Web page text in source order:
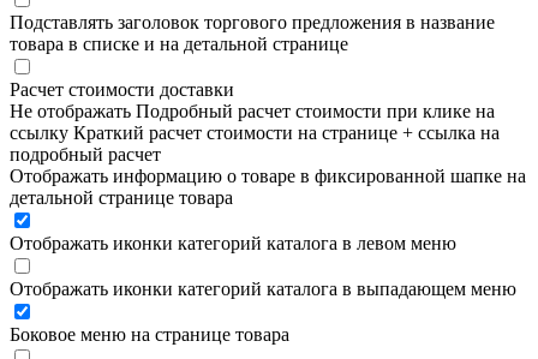
Подставлять заголовок торгового предложения в название
товара в списке и на детальной странице
Расчет стоимости доставки
Не отображать Подробный расчет стоимости при клике на
ссылку Краткий расчет стоимости на странице + ссылка на
подробный расчет
Отображать информацию о товаре в фиксированной шапке на
детальной странице товара
Отображать иконки категорий каталога в левом меню
Отображать иконки категорий каталога в выпадающем меню
Боковое меню на странице товара